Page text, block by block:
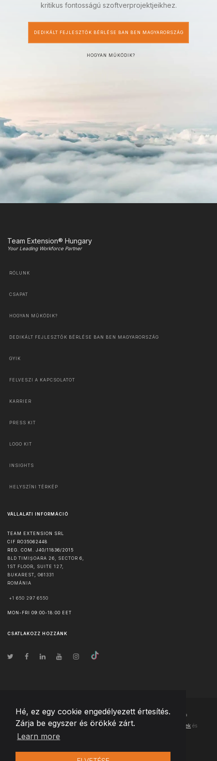
Hé, ez egy cookie engedélyezett értesítés.
Zárja be egyszer és örökké zárt.
Learn more
kritikus fontosságú szoftverprojektjeikhez.
DEDIKÁLT FEJLESZTŐK BÉRLÉSE BAN BEN MAGYARORSZÁG
HOGYAN MŰKÖDIK?
Team Extension® Hungary
Your Leading Workforce Partner
RÓLUNK
CSAPAT
HOGYAN MŰKÖDIK?
DEDIKÁLT FEJLESZTŐK BÉRLÉSE BAN BEN MAGYARORSZÁG
GYIK
FELVESZI A KAPCSOLATOT
KARRIER
PRESS KIT
LOGO KIT
INSIGHTS
HELYSZÍNI TÉRKÉP
VÁLLALATI INFORMÁCIÓ
TEAM EXTENSION SRL
CIF RO35062448
REG. COM. J40/11836/2015
BLD TIMIȘOARA 26, SECTOR 6,
1ST FLOOR, SUITE 127,
BUKAREST
061331
ROMÁNIA
+1 650 297 6550
MON-FRI 09:00-18:00 EET
CSATLAKOZZ HOZZÁNK
© Szerzői jog2026 Team Extension Hungary- Minden jog fenntartva
Changelog ● Ezen webhely használatával elfogadja Használati feltételek és